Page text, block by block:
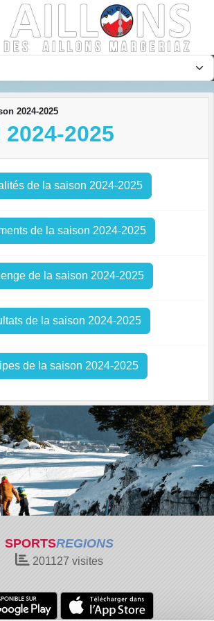
2024-2025
2024-2025
de la saison 2024-2025
de la saison 2024-2025
de la saison 2024-2025
de la saison 2024-2025
de la saison 2024-2025
SPORTSREGIONS
201127 visites
des cookies